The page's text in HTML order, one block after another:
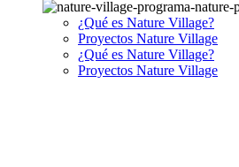
¿Qué es Nature Village?
Proyectos Nature Village
¿Qué es Nature Village?
Proyectos Nature Village